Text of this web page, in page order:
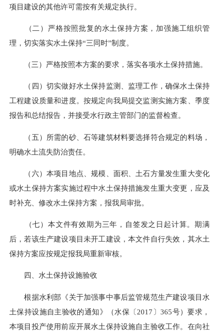
项目建设的其他许可需按有关规定执行。
（二）严格按照批复的水土保持方案，加强施工组织管
理，切实落实水土保持“三同时”制度。
（三）严格按照本方案的要求，落实各项水土保持措施。
（四）切实做好水土保持监测、监理工作，确保水土保持
工程建设质量和进度。按规定向我局提交监测实施方案、季度
报告和总结报告，并接受水行政主管部门的监督检查。
（五）所需的砂、石等建筑材料要选择符合规定的料场，
明确水土流失防治责任。
（六）本项目地点、规模、面积、土石方量发生重大变化
或水土保持方案实施过程中水土保持措施发生重大变更，应及
时补充、修改水土保持方案，报我局审批。
（七）本文件有效期为三年，自签发之日起计算。期满
后，若该生产建设项目未开工建设，本文件自行失效，其水土
保持方案应按规定报我局重新审核。
四、水土保持设施验收
根据水利部《关于加强事中事后监管规范生产建设项目水
土保持设施自主验收的通知》（水保〔2017〕365号）要求，
本项目投产使用前应开展水土保持设施自主验收工作。在向社